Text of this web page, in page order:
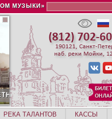
МУЗЫКИ»
РЕКА ТАЛАНТОВ
КАССЫ